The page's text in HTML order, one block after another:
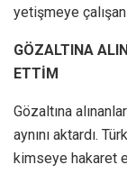
yetişmeye
GÖZALTINA
ETTİM
Gözaltına
aynını aktardı.
kimseye hakaret